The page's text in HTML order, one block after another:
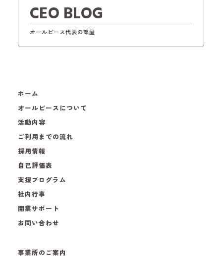
CEO BLOG
オールピース代表の部屋
ホーム
オールピースについて
活動内容
ご利用までの流れ
採用情報
自己評価表
支援プログラム
社内行事
開業サポート
お問い合わせ
事業所のご案内